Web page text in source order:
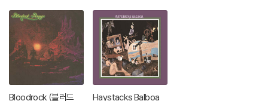
Bloodrock (블러드
Haystacks Balboa